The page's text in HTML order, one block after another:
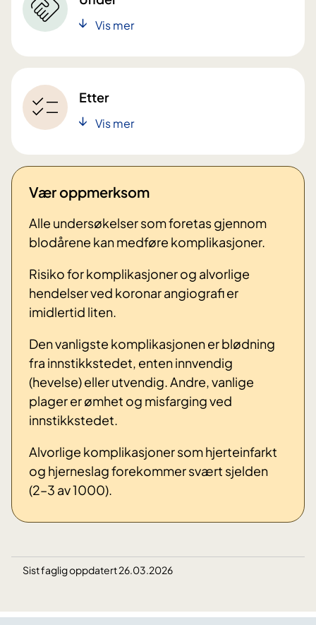
Vis mer
Etter
Vis mer
Vær oppmerksom
Alle undersøkelser som foretas gjennom
blodårene kan medføre komplikasjoner.
Risiko for komplikasjoner og alvorlige
hendelser ved koronar angiografi er
imidlertid liten.
Den vanligste komplikasjonen er blødning
fra innstikkstedet, enten innvendig
(hevelse) eller utvendig. Andre, vanlige
plager er ømhet og misfarging ved
innstikkstedet.
Alvorlige komplikasjoner som hjerteinfarkt
og hjerneslag forekommer svært sjelden
(2–3 av 1000).
Sist faglig oppdatert 26.03.2026